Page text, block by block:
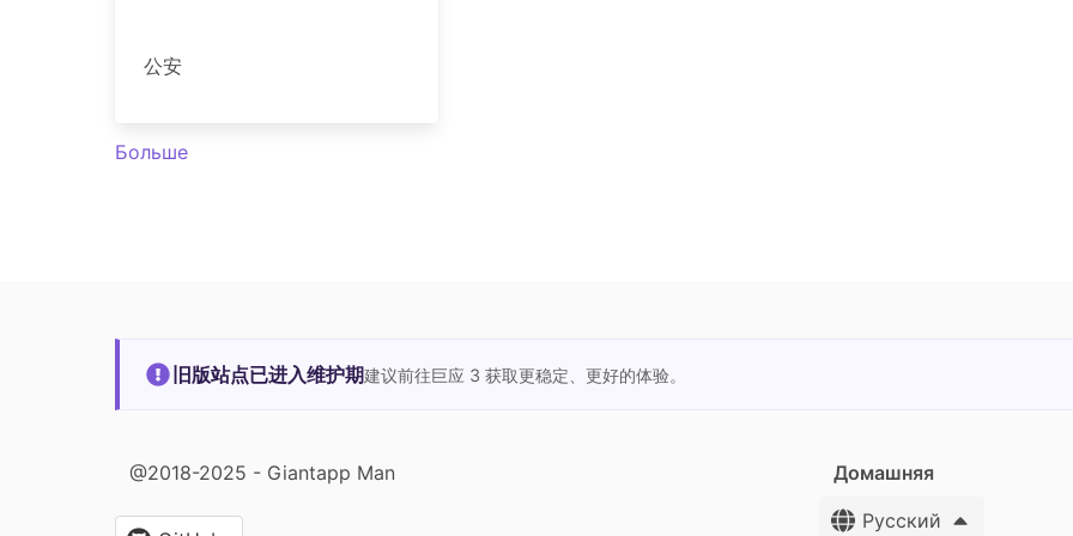
公安
Больше
旧版站点已进入维护期建议前往巨应 3 获取更稳定、更好的体验。
@2018-2025 - Giantapp Man
Домашняя
Русский